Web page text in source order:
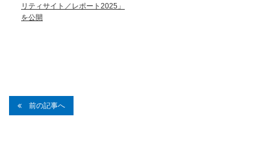
リティサイト／レポート2025」
を公開
前の記事へ